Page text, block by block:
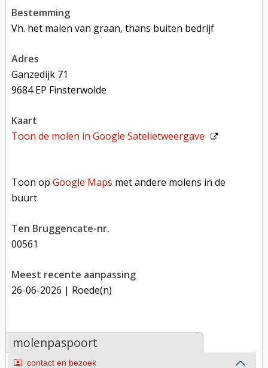
bestemming
Vh. het malen van graan, thans buiten bedrijf
adres
Ganzedijk 71
9684 EP Finsterwolde
kaart
Toon de molen inGoogle Satelietweergave
Toon opGoogle Maps met andere molens in de
buurt
Ten Bruggencate-nr.
00561
Meest recente aanpassing
26-06-2026 | Roede(n)
molenpaspoort
contact en bezoek